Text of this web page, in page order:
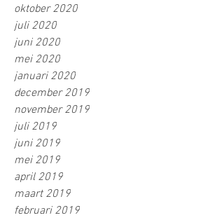
oktober 2020
juli 2020
juni 2020
mei 2020
januari 2020
december 2019
november 2019
juli 2019
juni 2019
mei 2019
april 2019
maart 2019
februari 2019